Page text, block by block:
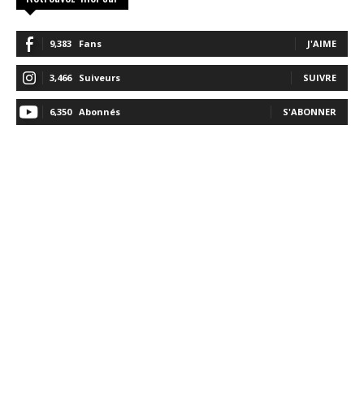
9,383 Fans J'AIME
3,466 Suiveurs SUIVRE
6,350 Abonnés S'ABONNER